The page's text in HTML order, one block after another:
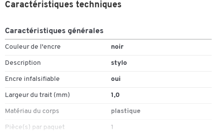
Caractéristiques techniques
Caractéristiques générales
Couleur de l'encre noir
Description stylo
Encre infalsifiable oui
Largeur du trait (mm) 1,0
Matériau du corps plastique
Pièce(s) par paquet 1